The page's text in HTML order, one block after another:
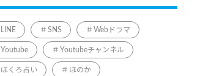
LINE SNS Webドラマ
Youtube Youtubeチャンネル
ほくろ占い ほのか